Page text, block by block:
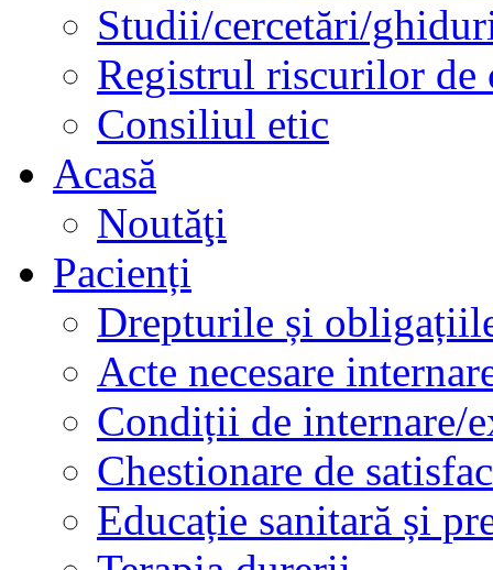
Studii/cercetări/
Registrul riscurilor de
Consiliul etic
Acasă
Noutăţi
Pacienți
Drepturile și
Acte necesare
Condiții de internare/
Chestionare de
Educație sanitară și